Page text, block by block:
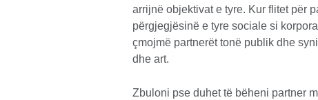
arrijnë objektivat e tyre. Kur flitet për
përgjegjësinë e tyre sociale si
çmojmë partnerët tonë publik dhe
dhe art.
Zbuloni pse duhet të bëheni partner